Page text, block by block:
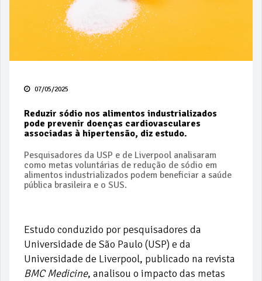
07/05/2025
Reduzir sódio nos alimentos industrializados
pode prevenir doenças cardiovasculares
associadas à hipertensão, diz estudo.
Pesquisadores da USP e de Liverpool analisaram
como metas voluntárias de redução de sódio em
alimentos industrializados podem beneficiar a saúde
pública brasileira e o SUS.
Estudo conduzido por pesquisadores da
Universidade de São Paulo (USP) e da
Universidade de Liverpool, publicado na revista
BMC Medicine, analisou o impacto das metas